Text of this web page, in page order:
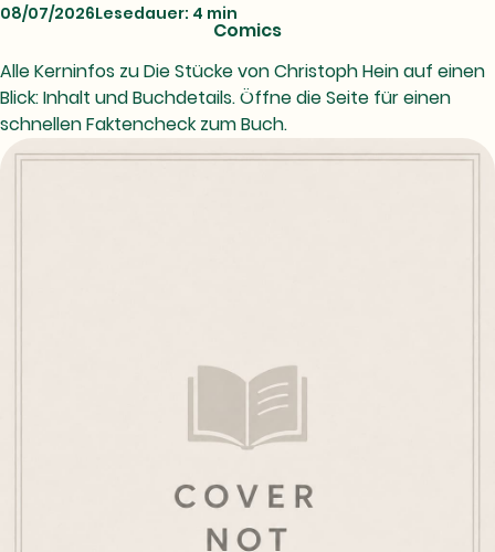
Comics
08/07/2026Lesedauer: 4 min
Alle Kerninfos zu Die Stücke von Christoph Hein auf einen
Blick: Inhalt und Buchdetails. Öffne die Seite für einen
schnellen Faktencheck zum Buch.